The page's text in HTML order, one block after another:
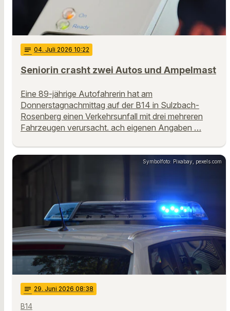
notes 04. Juli 2026 10:22
Seniorin crasht zwei Autos und Ampelmast
Eine 89-jährige Autofahrerin hat am
Donnerstagnachmittag auf der B14 in Sulzbach-
Rosenberg einen Verkehrsunfall mit drei mehreren
Fahrzeugen verursacht. ach eigenen Angaben …
Symbolfoto: Pixabay, pexels.com
notes 29. Juni 2026 08:38
B14